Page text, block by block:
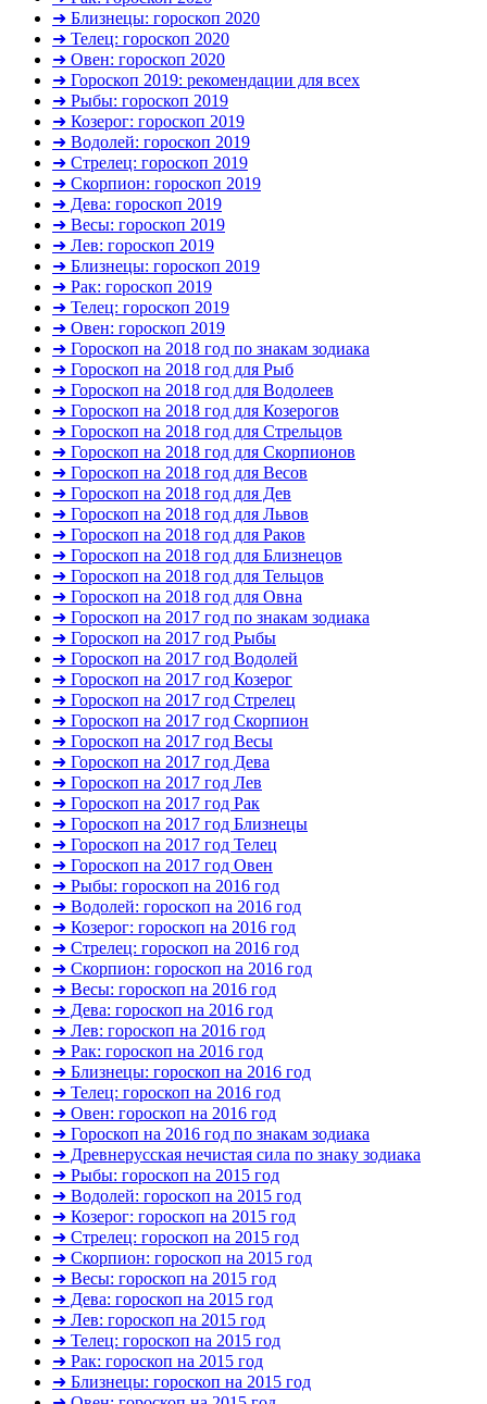
➜ Близнецы: гороскоп 2020
➜ Телец: гороскоп 2020
➜ Овен: гороскоп 2020
➜ Гороскоп 2019: рекомендации для всех
➜ Рыбы: гороскоп 2019
➜ Козерог: гороскоп 2019
➜ Водолей: гороскоп 2019
➜ Стрелец: гороскоп 2019
➜ Скорпион: гороскоп 2019
➜ Дева: гороскоп 2019
➜ Весы: гороскоп 2019
➜ Лев: гороскоп 2019
➜ Близнецы: гороскоп 2019
➜ Рак: гороскоп 2019
➜ Телец: гороскоп 2019
➜ Овен: гороскоп 2019
➜ Гороскоп на 2018 год по знакам зодиака
➜ Гороскоп на 2018 год для Рыб
➜ Гороскоп на 2018 год для Водолеев
➜ Гороскоп на 2018 год для Козерогов
➜ Гороскоп на 2018 год для Стрельцов
➜ Гороскоп на 2018 год для Скорпионов
➜ Гороскоп на 2018 год для Весов
➜ Гороскоп на 2018 год для Дев
➜ Гороскоп на 2018 год для Львов
➜ Гороскоп на 2018 год для Раков
➜ Гороскоп на 2018 год для Близнецов
➜ Гороскоп на 2018 год для Тельцов
➜ Гороскоп на 2018 год для Овна
➜ Гороскоп на 2017 год по знакам зодиака
➜ Гороскоп на 2017 год Рыбы
➜ Гороскоп на 2017 год Водолей
➜ Гороскоп на 2017 год Козерог
➜ Гороскоп на 2017 год Стрелец
➜ Гороскоп на 2017 год Скорпион
➜ Гороскоп на 2017 год Весы
➜ Гороскоп на 2017 год Дева
➜ Гороскоп на 2017 год Лев
➜ Гороскоп на 2017 год Рак
➜ Гороскоп на 2017 год Близнецы
➜ Гороскоп на 2017 год Телец
➜ Гороскоп на 2017 год Овен
➜ Рыбы: гороскоп на 2016 год
➜ Водолей: гороскоп на 2016 год
➜ Козерог: гороскоп на 2016 год
➜ Стрелец: гороскоп на 2016 год
➜ Скорпион: гороскоп на 2016 год
➜ Весы: гороскоп на 2016 год
➜ Дева: гороскоп на 2016 год
➜ Лев: гороскоп на 2016 год
➜ Рак: гороскоп на 2016 год
➜ Близнецы: гороскоп на 2016 год
➜ Телец: гороскоп на 2016 год
➜ Овен: гороскоп на 2016 год
➜ Гороскоп на 2016 год по знакам зодиака
➜ Древнерусская нечистая сила по знаку зодиака
➜ Рыбы: гороскоп на 2015 год
➜ Водолей: гороскоп на 2015 год
➜ Козерог: гороскоп на 2015 год
➜ Стрелец: гороскоп на 2015 год
➜ Скорпион: гороскоп на 2015 год
➜ Весы: гороскоп на 2015 год
➜ Дева: гороскоп на 2015 год
➜ Лев: гороскоп на 2015 год
➜ Телец: гороскоп на 2015 год
➜ Рак: гороскоп на 2015 год
➜ Близнецы: гороскоп на 2015 год